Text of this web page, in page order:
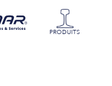
PRODUITS